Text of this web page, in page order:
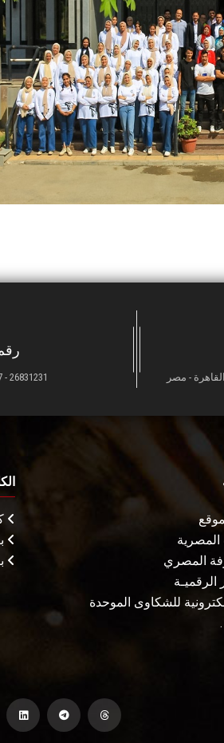
- مصر 26831231 - 26831417 - 26831474
المصرية
المصري
الرقميـة
للشكاوى الموحدة